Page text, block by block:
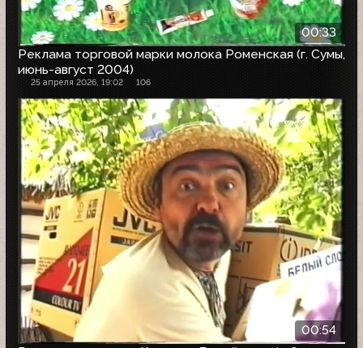
00:33
Реклама торговой марки молока Роменская (г. Сумы,
июнь-август 2004)
25 апреля 2026, 19:02 106
00:54